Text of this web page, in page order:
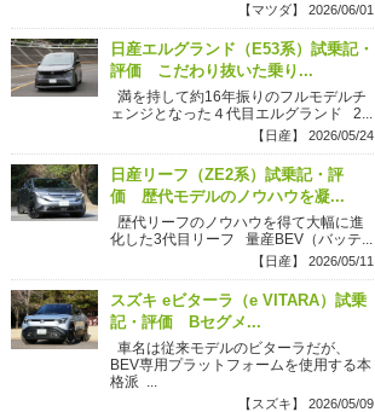
【マツダ】 2026/06/01
日産エルグランド（E53系）試乗記・
評価 こだわり抜いた乗り...
満を持して約16年振りのフルモデルチ
ェンジとなった４代目エルグランド 2...
【日産】 2026/05/24
日産リーフ（ZE2系）試乗記・評
価 歴代モデルのノウハウを凝...
歴代リーフのノウハウを得て大幅に進
化した3代目リーフ 量産BEV（バッテ...
【日産】 2026/05/11
スズキ eビターラ（e VITARA）試乗
記・評価 Bセグメ...
車名は従来モデルのビターラだが、
BEV専用プラットフォームを使用する本
格派 ...
【スズキ】 2026/05/09